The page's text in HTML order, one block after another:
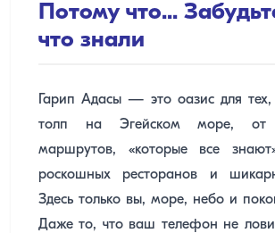
Потому что...
что знали
Гарип Адасы — это оазис для тех,
толп на Эгейском море, от
маршрутов, «которые все
роскошных ресторанов и
Здесь только вы, море, небо и
Даже то, что ваш телефон не